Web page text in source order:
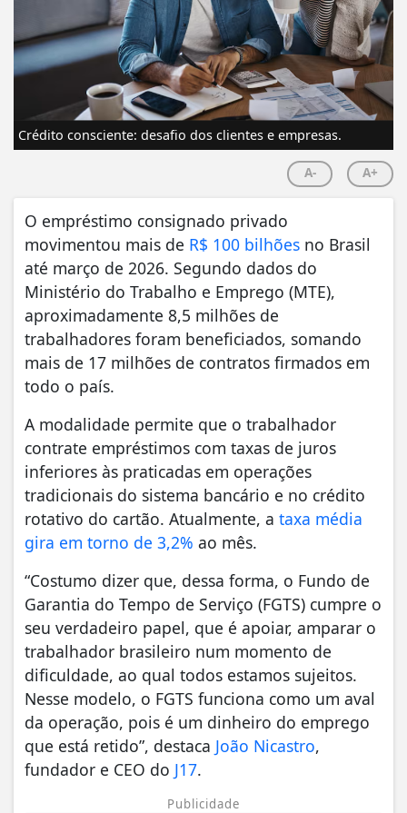
Crédito consciente: desafio dos clientes e empresas.
A- A+
O empréstimo consignado privado
movimentou mais de R$ 100 bilhões no Brasil
até março de 2026. Segundo dados do
Ministério do Trabalho e Emprego (MTE),
aproximadamente 8,5 milhões de
trabalhadores foram beneficiados, somando
mais de 17 milhões de contratos firmados em
todo o país.
A modalidade permite que o trabalhador
contrate empréstimos com taxas de juros
inferiores às praticadas em operações
tradicionais do sistema bancário e no crédito
rotativo do cartão. Atualmente, a taxa média
gira em torno de 3,2% ao mês.
“Costumo dizer que, dessa forma, o Fundo de
Garantia do Tempo de Serviço (FGTS) cumpre o
seu verdadeiro papel, que é apoiar, amparar o
trabalhador brasileiro num momento de
dificuldade, ao qual todos estamos sujeitos.
Nesse modelo, o FGTS funciona como um aval
da operação, pois é um dinheiro do emprego
que está retido”, destaca João Nicastro,
fundador e CEO do J17.
Publicidade